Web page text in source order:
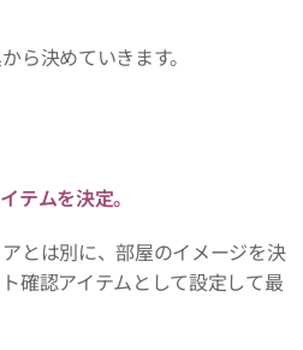
ら決めていきます。
テムを決定。
とは別に、部屋のイメージを決
確認アイテムとして設定して最